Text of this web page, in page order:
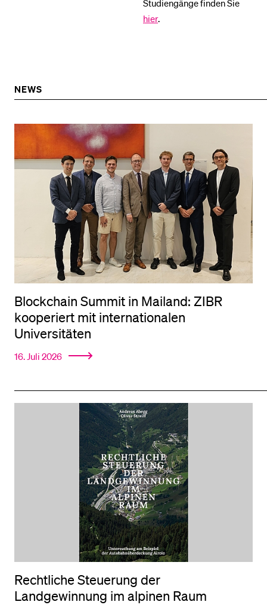
Studiengänge finden Sie
hier.
NEWS
Blockchain Summit in Mailand: ZIBR
kooperiert mit internationalen
Universitäten
16. Juli 2026
Rechtliche Steuerung der
Landgewinnung im alpinen Raum
Anmeldung und Zulassung